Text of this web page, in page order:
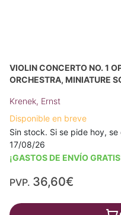
VIOLIN CONCERTO NO. 1
ORCHESTRA, MINIATURE
Krenek, Ernst
Disponible en breve
Sin stock. Si se pide hoy,
17/08/26
¡GASTOS DE ENVÍO
PVP. 36,60€